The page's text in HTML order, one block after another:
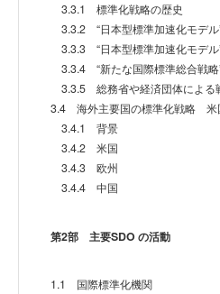
3.3.1 標準化戦略の歴史
3.3.2 “日本型標準加速化モデル
3.3.3 “日本型標準加速化モデル
3.3.4 “新たな国際標準総合戦略
3.3.5 総務省や経済団体による
3.4 海外主要国の標準化戦略 米
3.4.1 背景
3.4.2 米国
3.4.3 欧州
3.4.4 中国
第2部 主要SDO の活動
1.1 国際標準化機関